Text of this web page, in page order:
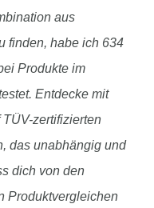
aus
finden, habe ich 634
Produkte im
Entdecke mit
zertifizierten
das unabhängig und
dich von den
Produktvergleichen